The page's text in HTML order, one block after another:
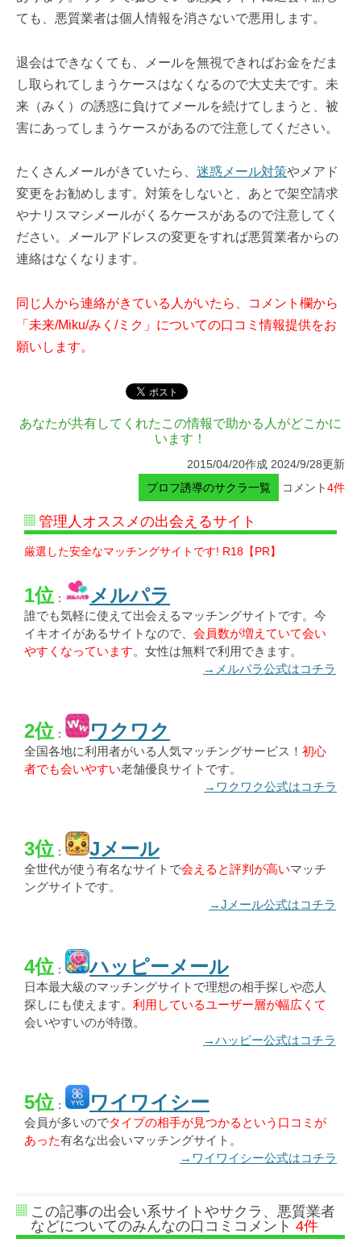
ても、悪質業者は個人情報を消さないで悪用します。
退会はできなくても、メールを無視できればお金をだま
し取られてしまうケースはなくなるので大丈夫です。未
来（みく）の誘惑に負けてメールを続けてしまうと、被
害にあってしまうケースがあるので注意してください。
たくさんメールがきていたら、 迷惑メール対策やメアド
変更をお勧めします。対策をしないと、あとで架空請求
やナリスマシメールがくるケースがあるので注意してく
ださい。メールアドレスの変更をすれば悪質業者からの
連絡はなくなります。
同じ人から連絡がきている人がいたら、コメント欄から
「未来/Miku/みく/ミク」についての口コミ情報提供をお
願いします。
あなたが共有してくれたこの情報で助かる人がどこかに
います！
2015/04/20作成 2024/9/28更新
プロフ誘導のサクラ一覧
コメント4件
管理人オススメの出会えるサイト
厳選した安全なマッチングサイトです! R18【PR】
1位 ： メルパラ
誰でも気軽に使えて出会えるマッチングサイトです。今
イキオイがあるサイトなので、 会員数が増えていて会い
やすくなっています。女性は無料で利用できます。
→メルパラ公式はコチラ
2位 ： ワクワク
全国各地に利用者がいる人気マッチングサービス！ 初心
者でも会いやすい老舗優良サイトです。
→ワクワク公式はコチラ
3位 ： Jメール
全世代が使う有名なサイトで会えると評判が高いマッチ
ングサイトです。
→Jメール公式はコチラ
4位 ： ハッピーメール
日本最大級のマッチングサイトで理想の相手探しや恋人
探しにも使えます。 利用しているユーザー層が幅広くて
会いやすいのが特徴。
→ハッピー公式はコチラ
5位 ： ワイワイシー
会員が多いのでタイプの相手が見つかるという口コミが
あった有名な出会いマッチングサイト。
→ワイワイシー公式はコチラ
この記事の出会い系サイトやサクラ、悪質業者
などについてのみんなの口コミコメント 4件